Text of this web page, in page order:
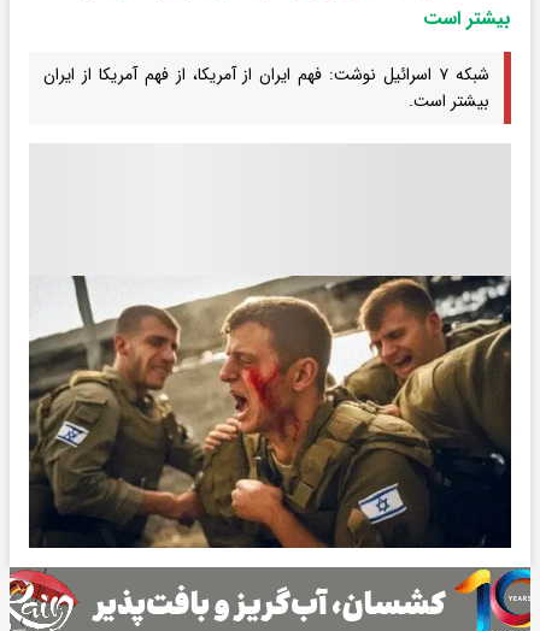
بیشتر است
شبکه ۷ اسرائیل نوشت: فهم ایران از آمریکا، از فهم آمریکا از ایران
بیشتر است.